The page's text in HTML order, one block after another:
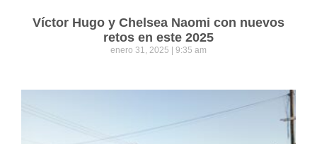
Víctor Hugo y Chelsea Naomi con nuevos
retos en este 2025
enero 31, 2025 9:35 am